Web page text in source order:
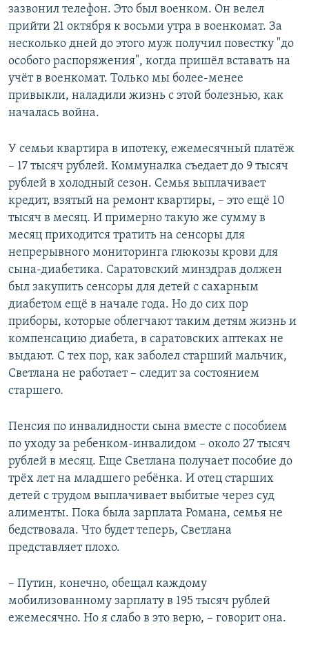
зазвонил телефон. Это был военком. Он велел
прийти 21 октября к восьми утра в военкомат. За
несколько дней до этого муж получил повестку "до
особого распоряжения", когда пришёл вставать на
учёт в военкомат. Только мы более-менее
привыкли, наладили жизнь с этой болезнью, как
началась война.
У семьи квартира в ипотеку, ежемесячный платёж
– 17 тысяч рублей. Коммуналка съедает до 9 тысяч
рублей в холодный сезон. Семья выплачивает
кредит, взятый на ремонт квартиры, – это ещё 10
тысяч в месяц. И примерно такую же сумму в
месяц приходится тратить на сенсоры для
непрерывного мониторинга глюкозы крови для
сына-диабетика. Саратовский минздрав должен
был закупить сенсоры для детей с сахарным
диабетом ещё в начале года. Но до сих пор
приборы, которые облегчают таким детям жизнь и
компенсацию диабета, в саратовских аптеках не
выдают. С тех пор, как заболел старший мальчик,
Светлана не работает – следит за состоянием
старшего.
Пенсия по инвалидности сына вместе с пособием
по уходу за ребенком-инвалидом – около 27 тысяч
рублей в месяц. Еще Светлана получает пособие до
трёх лет на младшего ребёнка. И отец старших
детей с трудом выплачивает выбитые через суд
алименты. Пока была зарплата Романа, семья не
бедствовала. Что будет теперь, Светлана
представляет плохо.
– Путин, конечно, обещал каждому
мобилизованному зарплату в 195 тысяч рублей
ежемесячно. Но я слабо в это верю, – говорит она.